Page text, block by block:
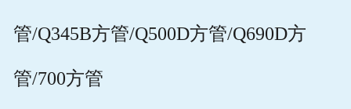
管/Q345B方管/Q500D方管/Q690D方
管/700方管